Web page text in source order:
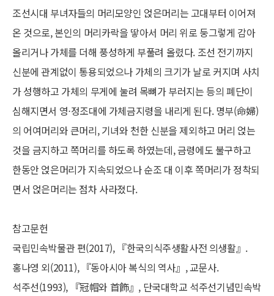
조선시대 부녀자들의 머리모양인 얹은머리는 고대부터 이어져
온 것으로, 본인의 머리카락을 땋아서 머리 위로 둥그렇게 감아
올리거나 가체를 더해 풍성하게 부풀려 올렸다. 조선 전기까지
신분에 관계없이 통용되었으나 가체의 크기가 날로 커지며 사치
가 성행하고 가체의 무게에 눌려 목뼈가 부러지는 등의 폐단이
심해지면서 영⋅정조대에 가체금지령을 내리게 된다. 명부(命婦)
의 어여머리와 큰머리, 기녀와 천한 신분을 제외하고 머리 얹는
것을 금지하고 쪽머리를 하도록 하였는데, 금령에도 불구하고
한동안 얹은머리가 지속되었으나 순조 대 이후 쪽머리가 정착되
면서 얹은머리는 점차 사라졌다.
참고문헌
국립민속박물관 편(2017), 『한국의식주생활사전 의생활』.
홍나영 외(2011), 『동아시아 복식의 역사』, 교문사.
석주선(1993), 『冠帽와 首飾』, 단국대학교 석주선기념민속박